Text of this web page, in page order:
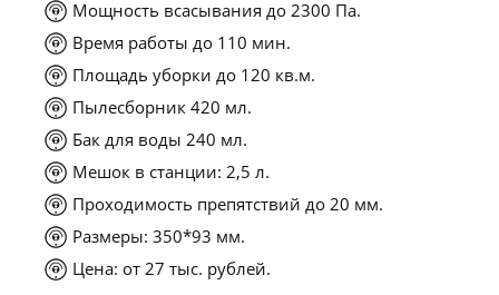
Мощность всасывания до 2300 Па.
Время работы до 110 мин.
Площадь уборки до 120 кв.м.
Пылесборник 420 мл.
Бак для воды 240 мл.
Мешок в станции: 2,5 л.
Проходимость препятствий до 20 мм.
Размеры: 350*93 мм.
Цена: от 27 тыс. рублей.